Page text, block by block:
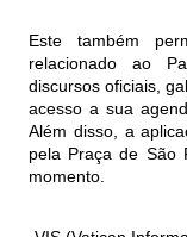
Este também
relacionado ao
discursos oficiais,
acesso a sua
Além disso, a
pela Praça de São
momento.